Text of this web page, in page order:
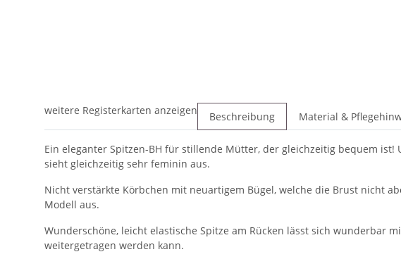
weitere Registerkarten anzeigen Beschreibung Material &
Ein eleganter Spitzen-BH für stillende Mütter, der gleichzeitig bequem
sieht gleichzeitig sehr feminin aus.
Nicht verstärkte Körbchen mit neuartigem Bügel, welche die Brust nicht
Modell aus.
Wunderschöne, leicht elastische Spitze am Rücken lässt sich wunderbar
weitergetragen werden kann.